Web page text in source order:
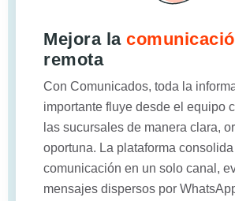
Mejora la
remota
Con Comunicados, toda la
importante fluye desde el equipo
las sucursales de manera clara,
oportuna. La plataforma
comunicación en un solo canal,
mensajes dispersos por